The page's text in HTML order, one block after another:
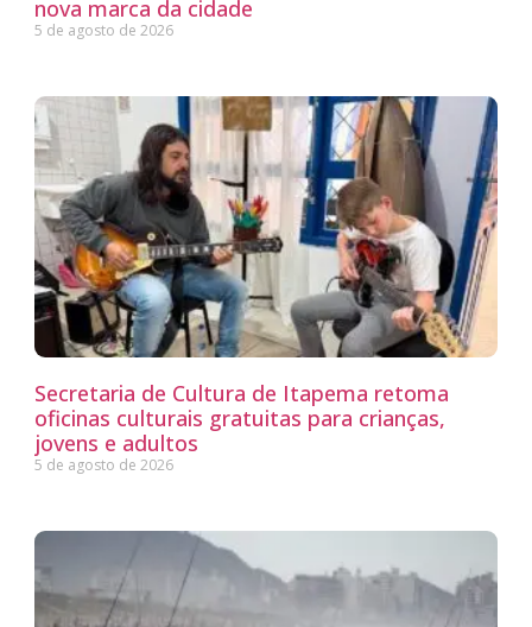
nova marca da cidade
5 de agosto de 2026
Secretaria de Cultura de Itapema retoma
oficinas culturais gratuitas para crianças,
jovens e adultos
5 de agosto de 2026